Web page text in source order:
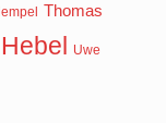
Thomas
Uwe